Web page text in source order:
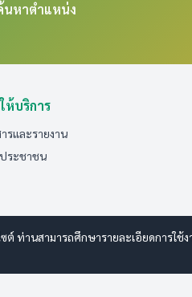
นหาตำแหน่ง
ห้บริการ
รและรายงาน
ระชาชน
ท่านสามารถศึกษารายละเอียดการใช้